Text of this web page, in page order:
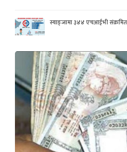
स्याङ्जामा ३४४ एचआईभी